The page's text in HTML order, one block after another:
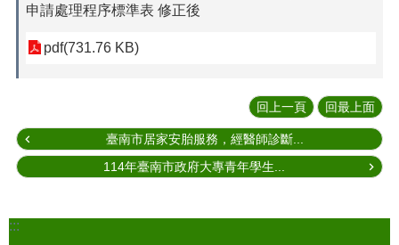
申請處理程序標準表 修正後
pdf(731.76 KB)
回上一頁 回最上面
臺南市居家安胎服務，經醫師診斷...
114年臺南市政府大專青年學生...
:::